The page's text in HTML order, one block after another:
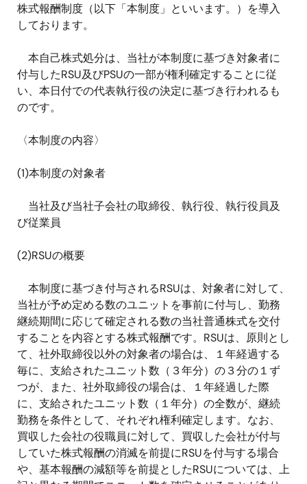
株式報酬制度（以下「本制度」といいます。）を導入
しております。
本自己株式処分は、当社が本制度に基づき対象者に
付与したRSU及びPSUの一部が権利確定することに従
い、本日付での代表執行役の決定に基づき行われるも
のです。
〈本制度の内容〉
(1)本制度の対象者
当社及び当社子会社の取締役、執行役、執行役員及
び従業員
(2)RSUの概要
本制度に基づき付与されるRSUは、対象者に対して、
当社が予め定める数のユニットを事前に付与し、勤務
継続期間に応じて確定される数の当社普通株式を交付
することを内容とする株式報酬です。 RSUは、原則とし
て、社外取締役以外の対象者の場合は、１年経過する
毎に、支給されたユニット数（３年分）の３分の１ず
つが、また、社外取締役の場合は、１年経過した際
に、支給されたユニット数（１年分）の全数が、継続
勤務を条件として、それぞれ権利確定します。なお、
買収した会社の役職員に対して、買収した会社が付与
していた株式報酬の消滅を前提にRSUを付与する場合
や、基本報酬の減額等を前提としたRSUについては、上